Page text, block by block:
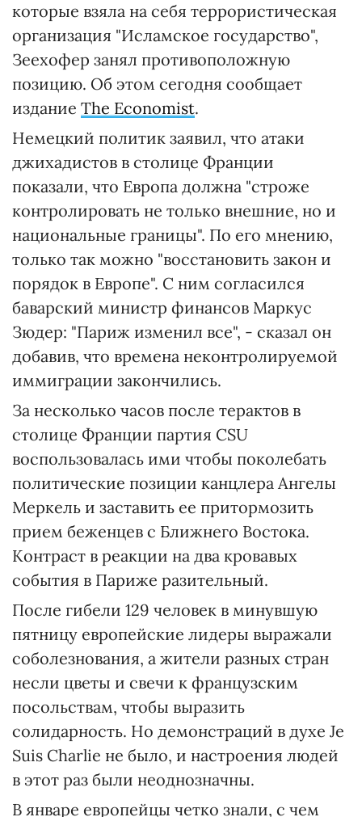
которые взяла на себя террористическая
организация "Исламское государство",
Зеехофер занял противоположную
позицию. Об этом сегодня сообщает
издание The Economist.
Немецкий политик заявил, что атаки
джихадистов в столице Франции
показали, что Европа должна "строже
контролировать не только внешние, но и
национальные границы". По его мнению,
только так можно "восстановить закон и
порядок в Европе". С ним согласился
баварский министр финансов Маркус
Зюдер: "Париж изменил все", - сказал он
добавив, что времена неконтролируемой
иммиграции закончились.
За несколько часов после терактов в
столице Франции партия CSU
воспользовалась ими чтобы поколебать
политические позиции канцлера Ангелы
Меркель и заставить ее притормозить
прием беженцев с Ближнего Востока.
Контраст в реакции на два кровавых
события в Париже разительный.
После гибели 129 человек в минувшую
пятницу европейские лидеры выражали
соболезнования, а жители разных стран
несли цветы и свечи к французским
посольствам, чтобы выразить
солидарность. Но демонстраций в духе Je
Suis Charlie не было, и настроения людей
в этот раз были неоднозначны.
В январе европейцы четко знали, с чем